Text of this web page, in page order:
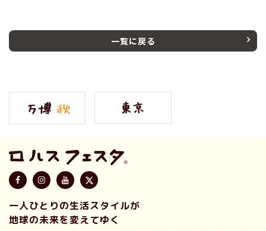
一覧に戻る
一人ひとりの生活スタイルが
地球の未来を変えてゆく